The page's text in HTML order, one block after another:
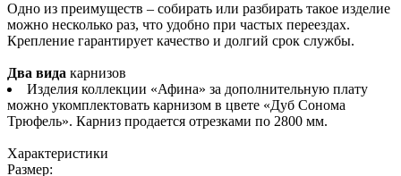
Одно из преимуществ – собирать или разбирать такое изделие
можно несколько раз, что удобно при частых переездах.
Крепление гарантирует качество и долгий срок службы.
Два вида карнизов
Изделия коллекции «Афина» за дополнительную плату
можно укомплектовать карнизом в цвете «Дуб Сонома
Трюфель». Карниз продается отрезками по 2800 мм.
Характеристики
Размер: